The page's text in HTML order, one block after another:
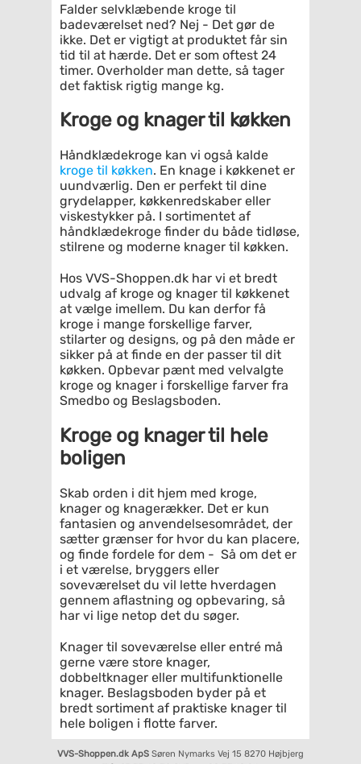
Falder selvklæbende kroge til
badeværelset ned? Nej - Det gør de
ikke. Det er vigtigt at produktet får sin
tid til at hærde. Det er som oftest 24
timer. Overholder man dette, så tager
det faktisk rigtig mange kg.
Kroge og knager til køkken
Håndklædekroge kan vi også kalde
kroge til køkken. En knage i køkkenet er
uundværlig. Den er perfekt til dine
grydelapper, køkkenredskaber eller
viskestykker på. I sortimentet af
håndklædekroge finder du både tidløse,
stilrene og moderne knager til køkken.
Hos VVS-Shoppen.dk har vi et bredt
udvalg af kroge og knager til køkkenet
at vælge imellem. Du kan derfor få
kroge i mange forskellige farver,
stilarter og designs, og på den måde er
sikker på at finde en der passer til dit
køkken. Opbevar pænt med velvalgte
kroge og knager i forskellige farver fra
Smedbo og Beslagsboden.
Kroge og knager til hele
boligen
Skab orden i dit hjem med kroge,
knager og knagerækker. Det er kun
fantasien og anvendelsesområdet, der
sætter grænser for hvor du kan placere,
og finde fordele for dem - Så om det er
i et værelse, bryggers eller
soveværelset du vil lette hverdagen
gennem aflastning og opbevaring, så
har vi lige netop det du søger.
Knager til soveværelse eller entré må
gerne være store knager,
dobbeltknager eller multifunktionelle
knager. Beslagsboden byder på et
bredt sortiment af praktiske knager til
hele boligen i flotte farver.
VVS-Shoppen.dk ApS Søren Nymarks Vej 15 8270 Højbjerg